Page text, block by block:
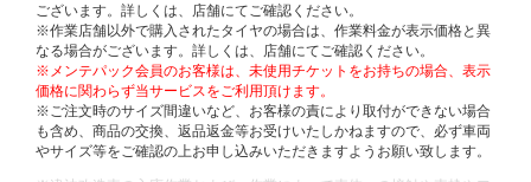
ございます。詳しくは、店舗にてご確認ください。
※作業店舗以外で購入されたタイヤの場合は、作業料金が表示価格と異
なる場合がございます。詳しくは、店舗にてご確認ください。
※メンテパック会員のお客様は、未使用チケットをお持ちの場合、表示
価格に関わらず当サービスをご利用頂けます。
※ご注文時のサイズ間違いなど、お客様の責により取付ができない場合
も含め、商品の交換、返品返金等お受けいたしかねますので、必ず車両
やサイズ等をご確認の上お申し込みいただきますようお願い致します。